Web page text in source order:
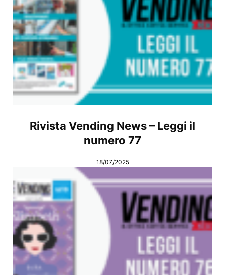
Rivista Vending News – Leggi il
numero 77
18/07/2025